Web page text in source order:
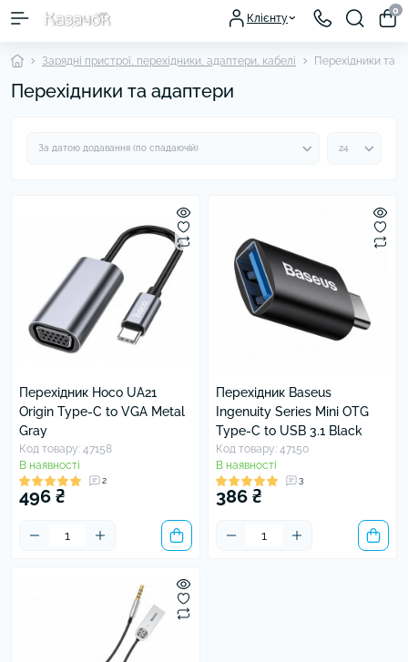
Клієнту
0
Зарядні пристрої, перехідники, адаптери, кабелі Перехідники та
Перехідники та адаптери
Перехідник Hoco UA21
Origin Type-C to VGA Metal
Gray
Код товару: 47158
В наявності
2
496 ₴
Перехідник Baseus
Ingenuity Series Mini OTG
Type-C to USB 3.1 Black
Код товару: 47150
В наявності
3
386 ₴